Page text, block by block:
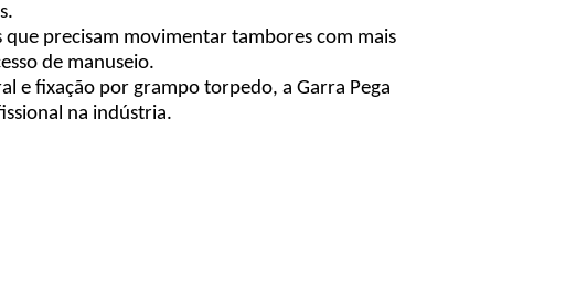
que precisam movimentar tambores com mais
de manuseio.
e fixação por grampo torpedo, a Garra Pega
na indústria.